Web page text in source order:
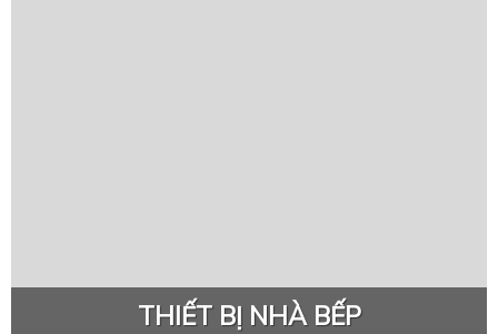
THIẾT BỊ NHÀ BẾP